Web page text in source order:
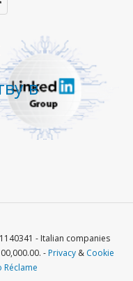
в
- Italian companies
-Privacy & Cookie
Réclame